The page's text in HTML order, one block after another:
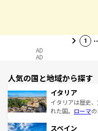
1
AD
AD
人気の国と地域から探す
イタリア
イタリアは歴史
れた国。 ローマ
ろん、トスカー
スペイン